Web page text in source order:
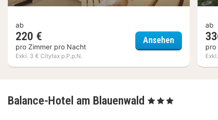
ab
220 €
pro Zimmer pro Nacht
Exkl. 3 € Citytax p.P.p.N.
Ansehen Wellness-
ab
pro
Balance-Hotel am Blauenwald , 3 Sterne